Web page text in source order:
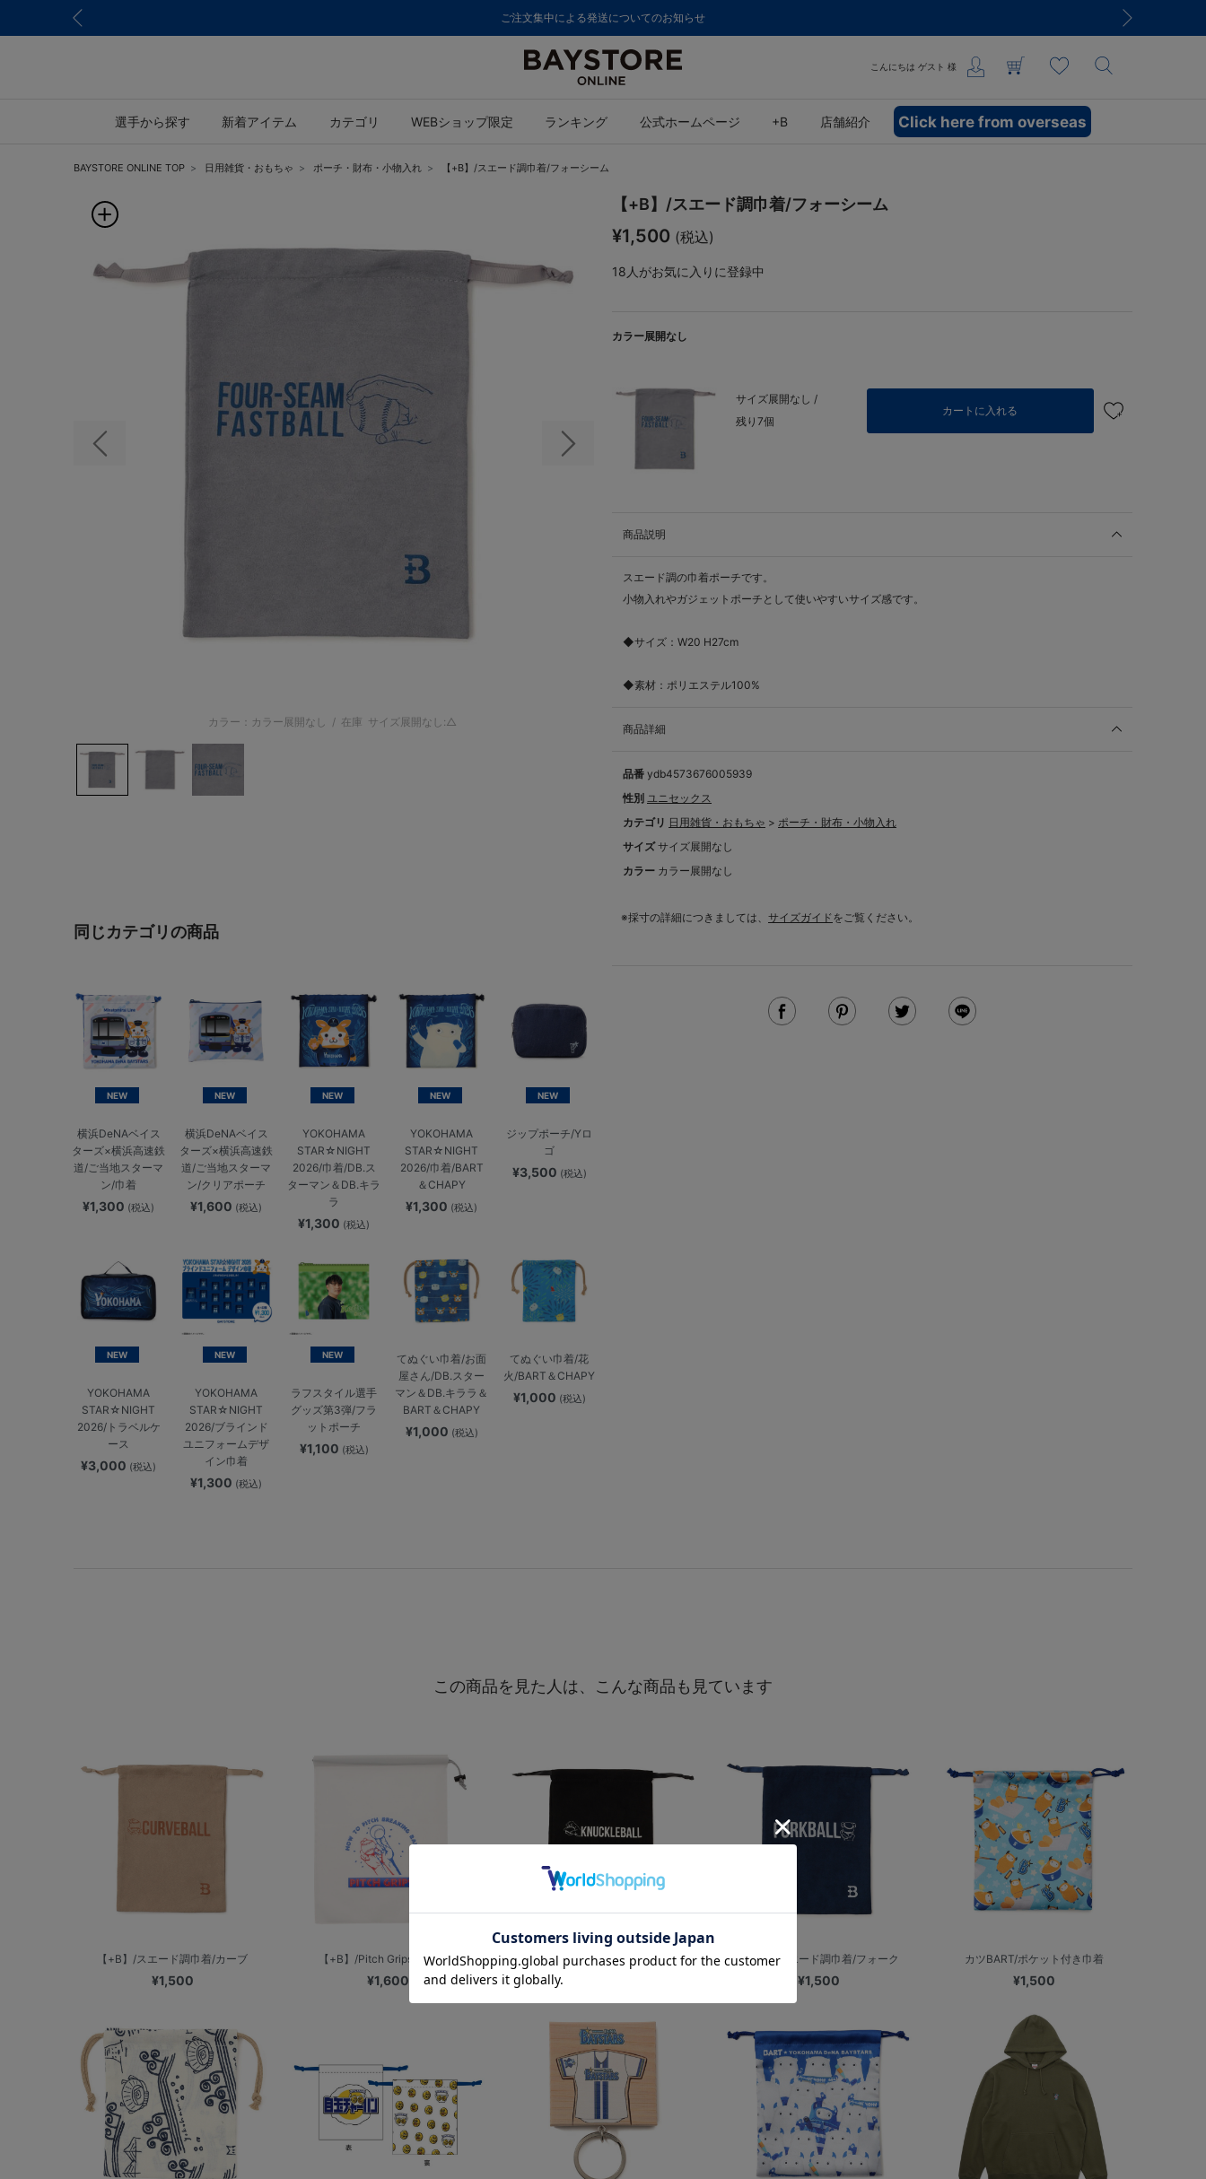
ご注文集中による発送についてのお知らせ
こんにちは ゲスト 様
選手から探す 新着アイテム カテゴリ WEBショップ限定 ランキング 公式ホームページ +B 店舗紹介 Click here from overseas
BAYSTORE ONLINE TOP 日用雑貨・おもちゃ ポーチ・財布・小物入れ 【+B】/スエード調巾着/フォーシーム
前の画像 次の画像
カラー：カラー展開なし / 在庫 サイズ展開なし:△
同じカテゴリの商品
NEW
横浜DeNAベイス
ターズ×横浜高速鉄
道/ご当地スターマ
ン/巾着
¥1,300 (税込)
NEW
横浜DeNAベイス
ターズ×横浜高速鉄
道/ご当地スターマ
ン/クリアポーチ
¥1,600 (税込)
NEW
YOKOHAMA
STAR☆NIGHT
2026/巾着/DB.ス
ターマン＆DB.キラ
ラ
¥1,300 (税込)
NEW
YOKOHAMA
STAR☆NIGHT
2026/巾着/BART
＆CHAPY
¥1,300 (税込)
NEW
ジップポーチ/Yロ
ゴ
¥3,500 (税込)
NEW
YOKOHAMA
STAR☆NIGHT
2026/トラベルケ
ース
¥3,000 (税込)
NEW
YOKOHAMA
STAR☆NIGHT
2026/ブラインド
ユニフォームデザ
イン巾着
¥1,300 (税込)
NEW
ラフスタイル選手
グッズ第3弾/フラ
ットポーチ
¥1,100 (税込)
てぬぐい巾着/お面
屋さん/DB.スター
マン＆DB.キララ＆
BART＆CHAPY
¥1,000 (税込)
てぬぐい巾着/花
火/BART＆CHAPY
¥1,000 (税込)
【+B】/スエード調巾着/フォーシーム
¥1,500 (税込)
18 人がお気に入りに登録中
カラー展開なし
サイズ展開なし /
残り7個
カートに入れる
商品説明
スエード調の巾着ポーチです。
小物入れやガジェットポーチとして使いやすいサイズ感です。
◆サイズ：W20 H27cm
◆素材：ポリエステル100%
商品詳細
品番 ydb4573676005939
性別 ユニセックス
カテゴリ 日用雑貨・おもちゃ > ポーチ・財布・小物入れ
サイズ サイズ展開なし
カラー カラー展開なし
※採寸の詳細につきましては、 サイズガイドをご覧ください。
この商品を見た人は、こんな商品も見ています
【+B】/スエード調巾着/カーブ
¥1,500
【+B】/Pitch Grips/EVA巾着
¥1,600
【+B】/スエード調巾着/ナックル 【+B】/スエード調巾着/フォーク
¥1,500
カツBART/ポケット付き巾着
¥1,500